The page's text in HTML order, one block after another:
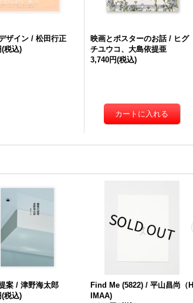
ザイン / 松田行正
(税込)
映画とポスターのお話 / ヒグ
チユウコ、大島依提亜
3,740円(税込)
案 / 津野海太郎
(税込)
Find Me (5822) / 平山昌尚（H
IMAA)